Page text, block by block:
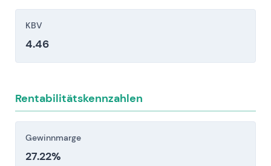
Druck setzen.
Clearing und Gegenparteirisiko —
Eurex/Clearstream-Engagements, prozyklische
Nachschussforderungen oder der Ausfall eines
Kapital- und Reputationsbelastungen
verursachen.
Ausfallzeiten, Latenzen,
Datenschutzverletzungen oder Störungen durch
Diese Wettbewerber beeinflussen Preisgestaltung,
Wachstumsmöglichkeiten und relative Bewertung.
KBV
4.46
Rentabilitätskennzahlen
Gewinnmarge
27.22%